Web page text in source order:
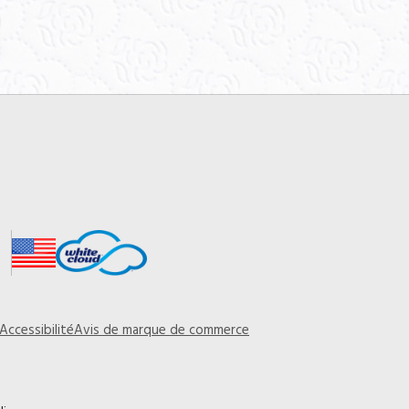
AccessibilitéAvis de marque de commerce